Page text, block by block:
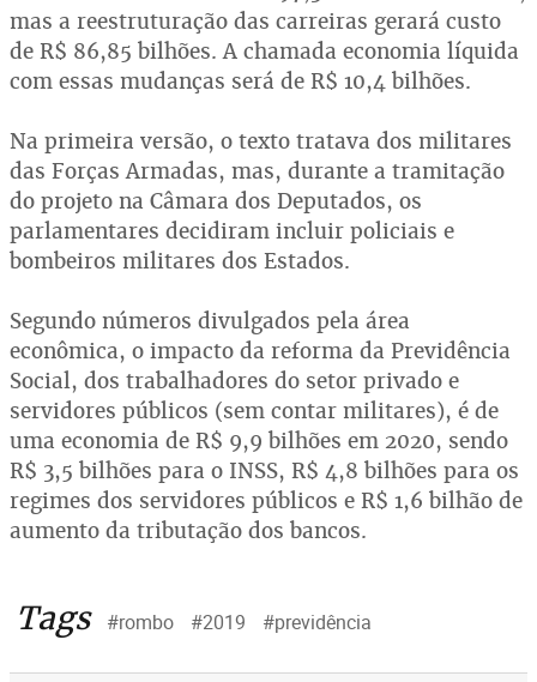
mas a reestruturação das carreiras gerará custo
de R$ 86,85 bilhões. A chamada economia líquida
com essas mudanças será de R$ 10,4 bilhões.
Na primeira versão, o texto tratava dos militares
das Forças Armadas, mas, durante a tramitação
do projeto na Câmara dos Deputados, os
parlamentares decidiram incluir policiais e
bombeiros militares dos Estados.
Segundo números divulgados pela área
econômica, o impacto da reforma da Previdência
Social, dos trabalhadores do setor privado e
servidores públicos (sem contar militares), é de
uma economia de R$ 9,9 bilhões em 2020, sendo
R$ 3,5 bilhões para o INSS, R$ 4,8 bilhões para os
regimes dos servidores públicos e R$ 1,6 bilhão de
aumento da tributação dos bancos.
Tags #rombo #2019 #previdência